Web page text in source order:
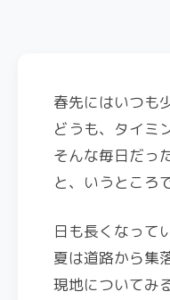
春先にはいつも
どうも、タイミ
そんな毎日だっ
と、いうところ
日も長くなって
夏は道路から集
現地についてみ